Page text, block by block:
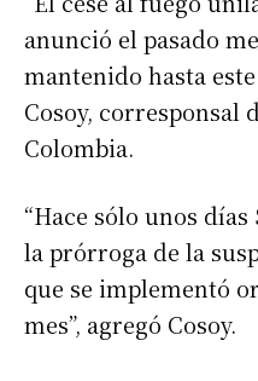
anunció el pasado
mantenido hasta
Cosoy, corresponsal
Colombia.
“Hace sólo unos
la prórroga de la
que se implementó
mes”, agregó Cosoy.